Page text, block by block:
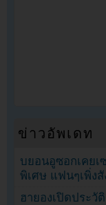
ข่าวอัพเดท
บยอนอูซอกเคยเ
พิเศษ แฟนๆเพิ่ง
ฮายองเปิดประวั